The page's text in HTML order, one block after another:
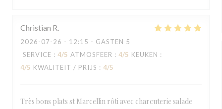
Christian R
2026-07-26 - 12:15 - GASTEN 5
SERVICE : 4/5 ATMOSFEER : 4/5 KEUKEN :
4/5 KWALITEIT / PRIJS : 4/5
Très bons plats st Marcellin rôti avec charcuterie salade